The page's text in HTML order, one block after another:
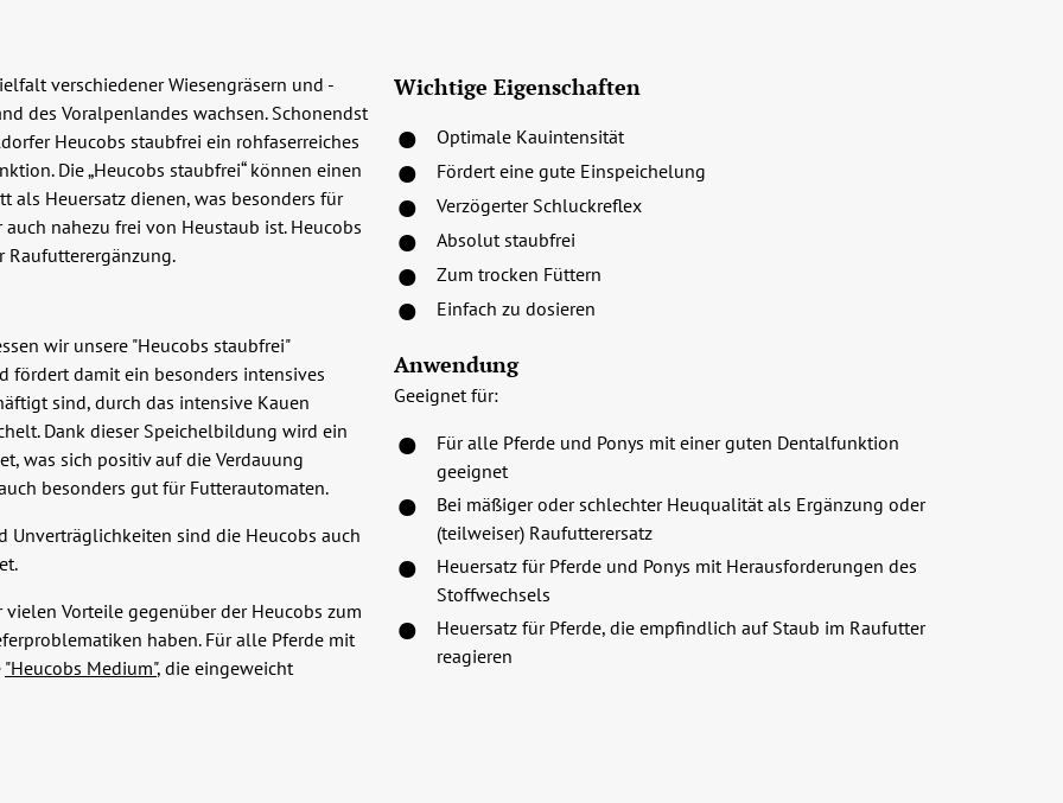
verschiedener Wiesengräsern und -
des Voralpenlandes wachsen. Schonendst
Heucobs staubfrei ein rohfaserreiches
Die „Heucobs staubfrei“ können einen
als Heuersatz dienen, was besonders für
nahezu frei von Heustaub ist. Heucobs
Raufutterergänzung.
wir unsere "Heucobs staubfrei"
fördert damit ein besonders intensives
sind, durch das intensive Kauen
Dank dieser Speichelbildung wird ein
was sich positiv auf die Verdauung
besonders gut für Futterautomaten.
sind die Heucobs auch
Vorteile gegenüber der Heucobs zum
haben. Für alle Pferde mit
"Heucobs Medium", die eingeweicht
Wichtige Eigenschaften
Optimale Kauintensität
Fördert eine gute Einspeichelung
Verzögerter Schluckreflex
Absolut staubfrei
Zum trocken Füttern
Einfach zu dosieren
Anwendung
Geeignet für:
Für alle Pferde und Ponys mit einer guten Dentalfunktion
geeignet
Bei mäßiger oder schlechter Heuqualität als Ergänzung oder
(teilweiser) Raufutterersatz
Heuersatz für Pferde und Ponys mit Herausforderungen des
Stoffwechsels
Heuersatz für Pferde, die empfindlich auf Staub im Raufutter
reagieren